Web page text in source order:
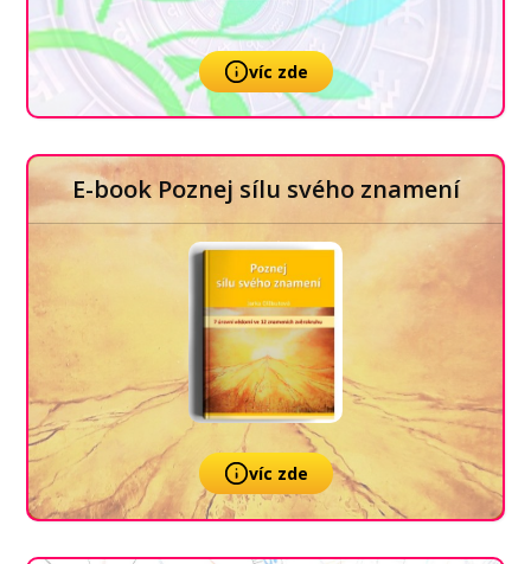
víc zde
E-book Poznej sílu svého znamení
víc zde